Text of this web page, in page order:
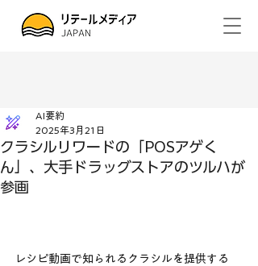
クラシルリワードの「POSアゲく
ん」、大手ドラッグストアのツルハが
参画
AI要約
2025年3月21日
レシピ動画で知られるクラシルを提供する